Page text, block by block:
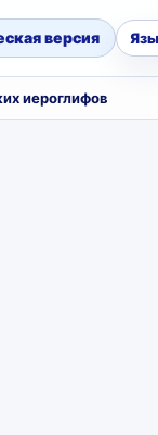
версия
иероглифов